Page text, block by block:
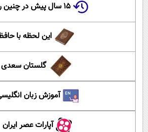
۱۵ سال پیش در چنین روزی
این لحظه با
گلستان سعدی
آموزش زبان
آپارات عصر ایران